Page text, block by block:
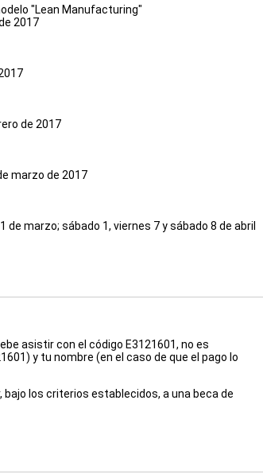
"Lean Manufacturing"
2017
de 2017
marzo de 2017
marzo; sábado 1, viernes 7 y sábado 8 de abril
asistir con el código E3121601, no es
y tu nombre (en el caso de que el pago lo
los criterios establecidos, a una beca de